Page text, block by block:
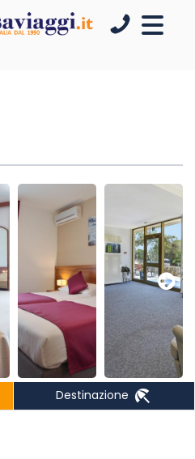
Destinazione beach_access